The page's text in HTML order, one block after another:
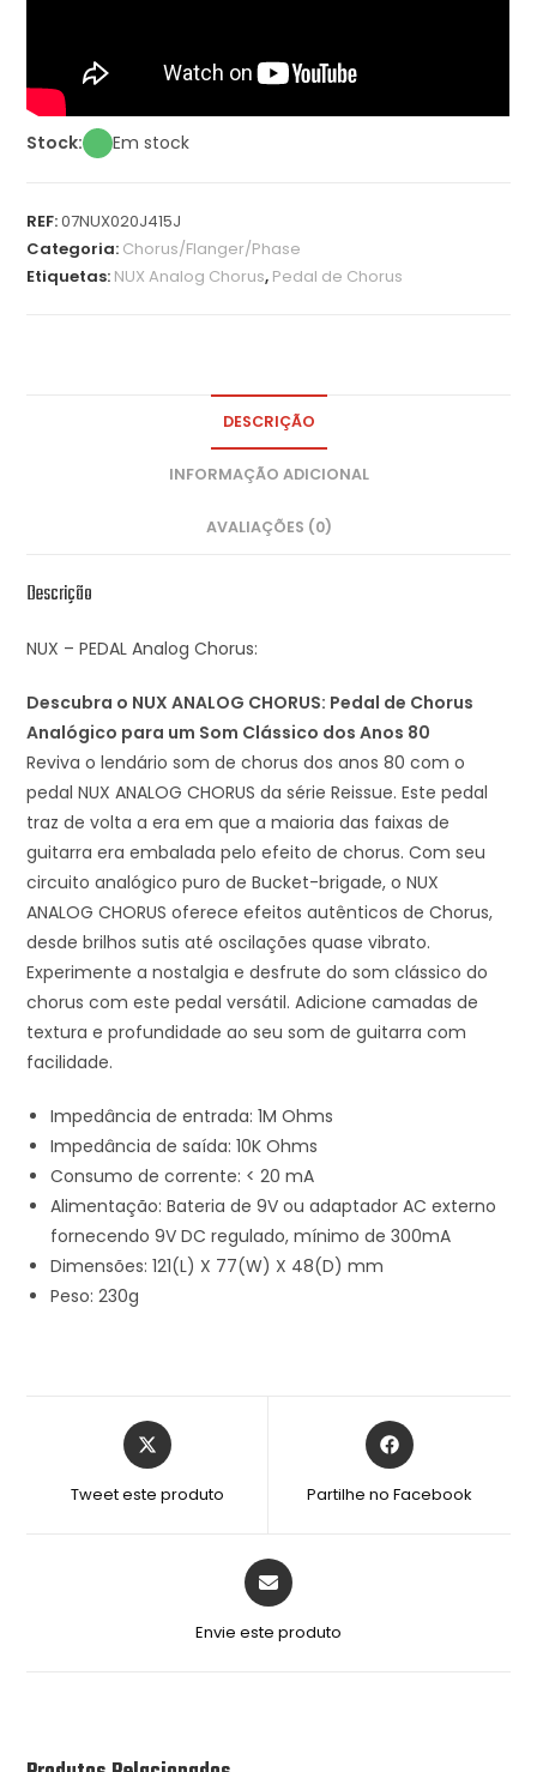
Stock: Em stock
REF:07NUX020J415J
Categoria: Chorus/Flanger/Phase
Etiquetas: NUX Analog Chorus, Pedal de Chorus
DESCRIÇÃO
INFORMAÇÃO ADICIONAL
AVALIAÇÕES (0)
Descrição
NUX – PEDAL Analog Chorus:
Descubra o NUX ANALOG CHORUS: Pedal de Chorus
Analógico para um Som Clássico dos Anos 80
Reviva o lendário som de chorus dos anos 80 com o
pedal NUX ANALOG CHORUS da série Reissue. Este pedal
traz de volta a era em que a maioria das faixas de
guitarra era embalada pelo efeito de chorus. Com seu
circuito analógico puro de Bucket-brigade, o NUX
ANALOG CHORUS oferece efeitos autênticos de Chorus,
desde brilhos sutis até oscilações quase vibrato.
Experimente a nostalgia e desfrute do som clássico do
chorus com este pedal versátil. Adicione camadas de
textura e profundidade ao seu som de guitarra com
facilidade.
Impedância de entrada: 1M Ohms
Impedância de saída: 10K Ohms
Consumo de corrente: < 20 mA
Alimentação: Bateria de 9V ou adaptador AC externo
fornecendo 9V DC regulado, mínimo de 300mA
Dimensões: 121(L) X 77(W) X 48(D) mm
Peso: 230g
Tweet este produto Partilhe no Facebook
Envie este produto